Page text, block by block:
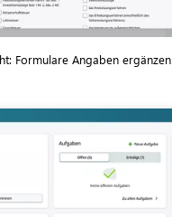
Formulare Angaben ergänzen